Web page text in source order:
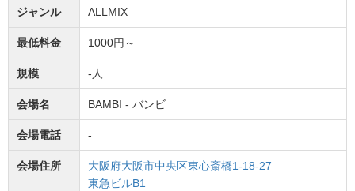
ジャンル ALLMIX
最低料金 1000円～
規模 -人
会場名 BAMBI - バンビ
会場電話 -
会場住所
大阪府大阪市中央区東心斎橋1-18-27
東急ビルB1